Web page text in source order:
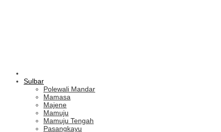
Sulbar
Polewali Mandar
Mamasa
Majene
Mamuju
Mamuju Tengah
Pasangkayu